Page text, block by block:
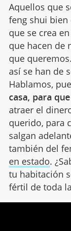
Aquellos que
feng shui bien
que se crea
que hacen de
que
así se han de
Hablamos,
casa, para
atraer el
querido, para
salgan
también del
en estado.
tu habitación
fértil de toda